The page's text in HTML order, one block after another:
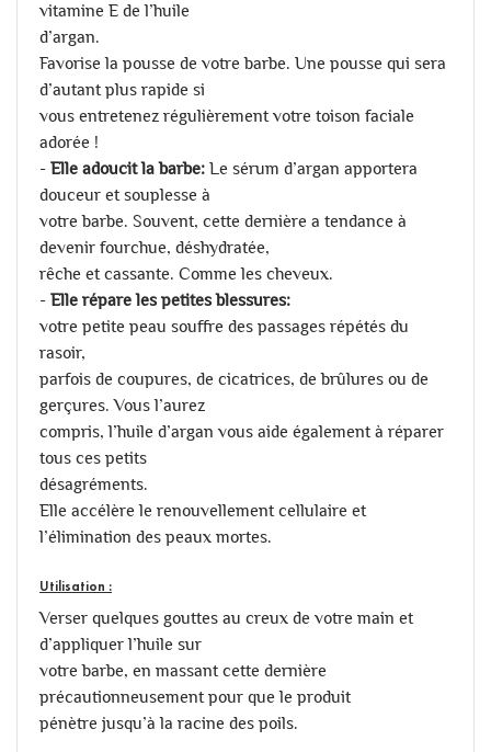
vitamine E de l’huile
d’argan.
Favorise la pousse de votre barbe. Une pousse qui sera
d’autant plus rapide si
vous entretenez régulièrement votre toison faciale
adorée !
- Elle adoucit la barbe: Le sérum d’argan apportera
douceur et souplesse à
votre barbe. Souvent, cette dernière a tendance à
devenir fourchue, déshydratée,
rêche et cassante. Comme les cheveux.
- Elle répare les petites blessures:
votre petite peau souffre des passages répétés du
rasoir,
parfois de coupures, de cicatrices, de brûlures ou de
gerçures. Vous l’aurez
compris, l’huile d’argan vous aide également à réparer
tous ces petits
désagréments.
Elle accélère le renouvellement cellulaire et
l’élimination des peaux mortes.
Utilisation :
Verser quelques gouttes au creux de votre main et
d’appliquer l’huile sur
votre barbe, en massant cette dernière
précautionneusement pour que le produit
pénètre jusqu’à la racine des poils.